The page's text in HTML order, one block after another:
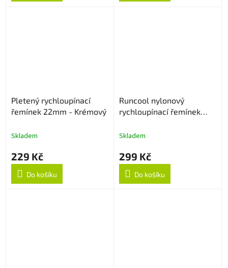
Pletený rychloupínací
řemínek 22mm - Krémový
Skladem
229 Kč
Do košíku
Runcool nylonový
rychloupínací řemínek
Skladem
299 Kč
Do košíku